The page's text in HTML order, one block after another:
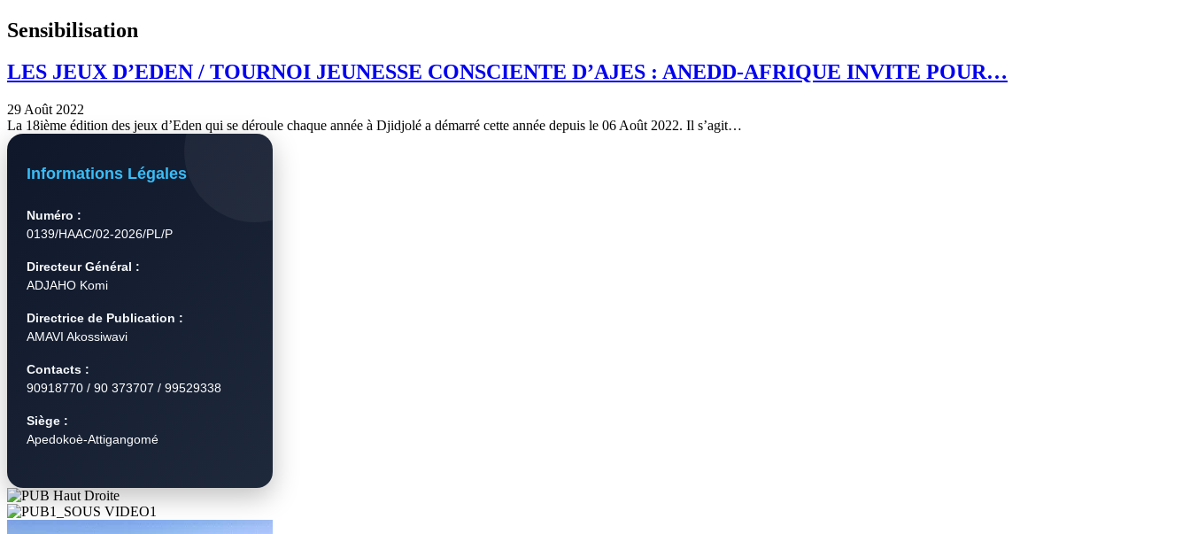
Sensibilisation
LES JEUX D’EDEN / TOURNOI JEUNESSE CONSCIENTE D’AJES : ANEDD-AFRIQUE INVITE POUR…
29 Août 2022
La 18ième édition des jeux d’Eden qui se déroule chaque année à Djidjolé a démarré cette année depuis le 06 Août 2022. Il s’agit…
Informations Légales
Numéro :
0139/HAAC/02-2026/PL/P
Directeur Général :
ADJAHO Komi
Directrice de Publication :
AMAVI Akossiwavi
Contacts :
90918770 / 90 373707 / 99529338
Siège :
Apedokoè-Attigangomé